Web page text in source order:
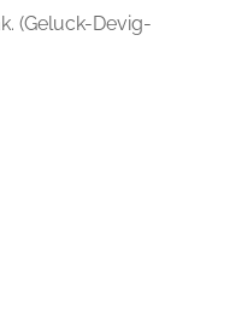
(Geluck-Devig-